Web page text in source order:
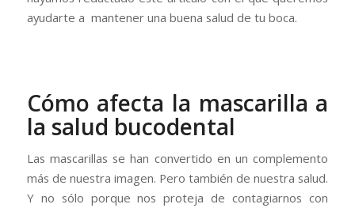
ayudarte a mantener una buena salud de tu boca.
Cómo afecta la mascarilla a
la salud bucodental
Las mascarillas se han convertido en un complemento
más de nuestra imagen. Pero también de nuestra salud.
Y no sólo porque nos proteja de contagiarnos con